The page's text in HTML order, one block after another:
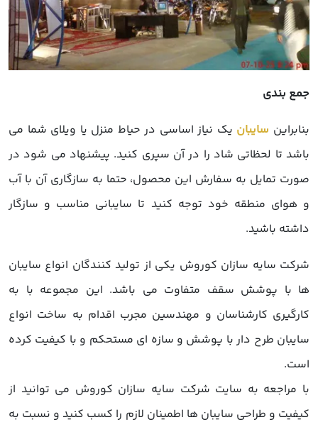
جمع بندی
بنابراین سایبان یک نیاز اساسی در حیاط منزل یا ویلای شما می
باشد تا لحظاتی شاد را در آن سپری کنید. پیشنهاد می شود در
صورت تمایل به سفارش این محصول، حتما به سازگاری آن با آب
و هوای منطقه خود توجه کنید تا سایبانی مناسب و سازگار
داشته باشید.
شرکت سایه سازان کوروش یکی از تولید کنندگان انواع سایبان
ها با پوشش سقف متفاوت می باشد. این مجموعه با به
کارگیری کارشناسان و مهندسین مجرب اقدام به ساخت انواع
سایبان طرح دار با پوشش و سازه ای مستحکم و با کیفیت کرده
است.
با مراجعه به سایت شرکت سایه سازان کوروش می توانید از
کیفیت و طراحی سایبان ها اطمینان لازم را کسب کنید و نسبت به